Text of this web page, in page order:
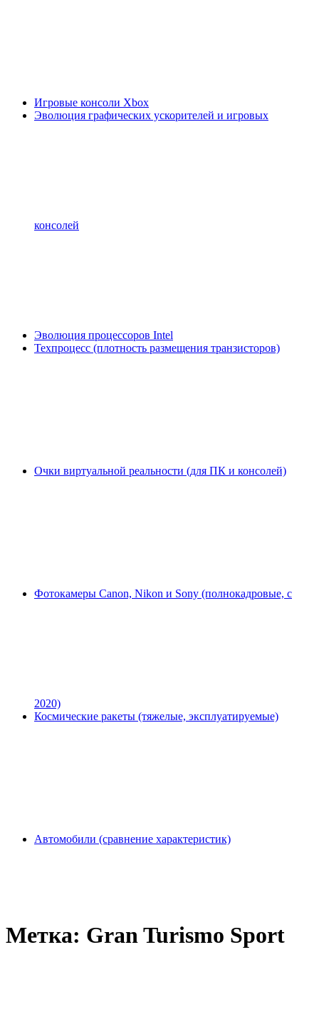
Игровые консоли Xbox
Эволюция графических ускорителей и игровых
консолей
Эволюция процессоров Intel
Техпроцесс (плотность размещения транзисторов)
Очки виртуальной реальности (для ПК и консолей)
Фотокамеры Canon, Nikon и Sony (полнокадровые, с
2020)
Космические ракеты (тяжелые, эксплуатируемые)
Автомобили (сравнение характеристик)
Метка: Gran Turismo Sport